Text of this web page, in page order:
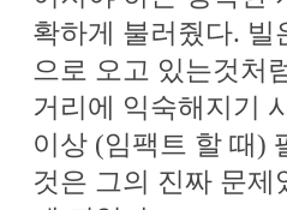
확하게 불러줬다.
으로 오고 있는것처
거리에 익숙해지기
이상 (임팩트 할 때)
것은 그의 진짜 문